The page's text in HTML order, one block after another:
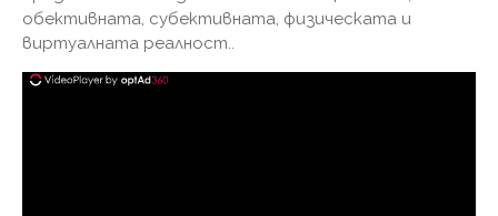
обективната, субективната, физическата и
виртуалната реалност..